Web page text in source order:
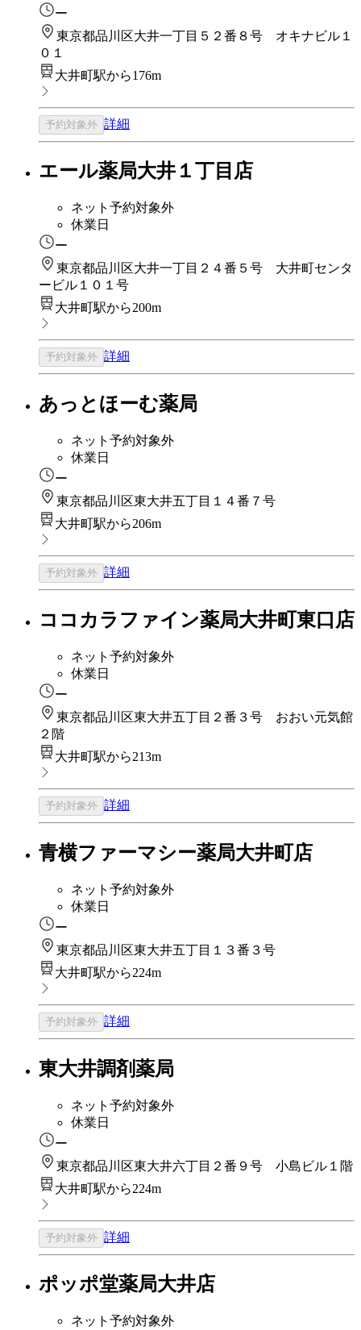
ー
東京都品川区大井一丁目５２番８号 オキナビル１
０１
大井町駅から176m
予約対象外 詳細
エール薬局大井１丁目店
ネット予約対象外
休業日
ー
東京都品川区大井一丁目２４番５号 大井町センタ
ービル１０１号
大井町駅から200m
予約対象外 詳細
あっとほーむ薬局
ネット予約対象外
休業日
ー
東京都品川区東大井五丁目１４番７号
大井町駅から206m
予約対象外 詳細
ココカラファイン薬局大井町東口店
ネット予約対象外
休業日
ー
東京都品川区東大井五丁目２番３号 おおい元気館
２階
大井町駅から213m
予約対象外 詳細
青横ファーマシー薬局大井町店
ネット予約対象外
休業日
ー
東京都品川区東大井五丁目１３番３号
大井町駅から224m
予約対象外 詳細
東大井調剤薬局
ネット予約対象外
休業日
ー
東京都品川区東大井六丁目２番９号 小島ビル１階
大井町駅から224m
予約対象外 詳細
ポッポ堂薬局大井店
ネット予約対象外